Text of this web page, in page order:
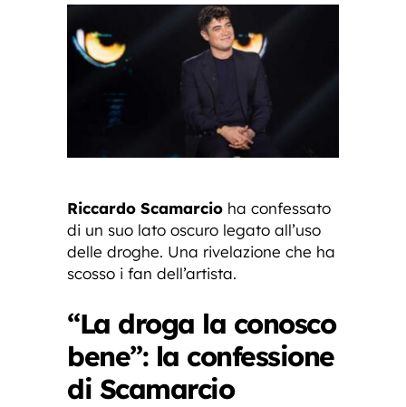
Riccardo Scamarcio ha confessato
di un suo lato oscuro legato all’uso
delle droghe. Una rivelazione che ha
scosso i fan dell’artista.
“La droga la conosco
bene”: la confessione
di Scamarcio